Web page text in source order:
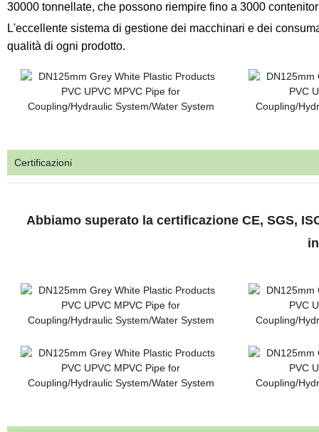
30000 tonnellate, che possono riempire fino a 3000
L'eccellente sistema di gestione dei macchinari e dei
qualità di ogni prodotto.
Certificazioni
Abbiamo superato la certificazione CE, SGS,